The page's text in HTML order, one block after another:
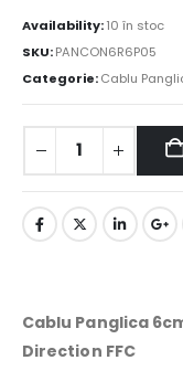
Availability:10 în stoc
SKU:PANCON6R6P05
Categorie:Cablu
Cablu Panglica
Direction FFC